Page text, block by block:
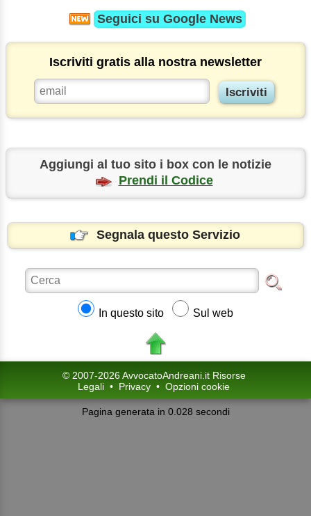
Seguici su Google News
Iscriviti gratis alla nostra newsletter
Aggiungi al tuo sito i box con le notizie
Prendi il Codice
Segnala questo Servizio
In questo sito Sul web
© 2007-2026 AvvocatoAndreani.it Risorse
Legali • Privacy • Opzioni cookie
Pagina generata in 0.028 secondi